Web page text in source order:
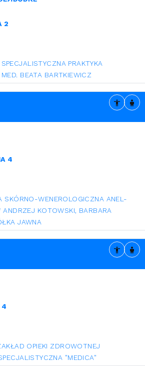
2
PRAKTYKA
BEATA BARTKIEWICZ
4
SKÓRNO-WENEROLOGICZNA ANEL-
ANDRZEJ KOTOWSKI, BARBARA
JAWNA
4
OPIEKI ZDROWOTNEJ
"MEDICA"